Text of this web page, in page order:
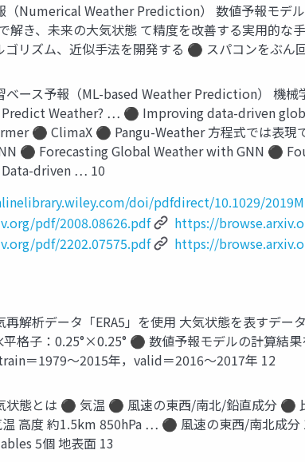
（Numerical Weather Prediction） 数値予報モデ
解き、未来の大気状態 て精度を改善する実用的な
ゴリズム、近似手法を開発する ⚫ スパコンをぶん
ベース予報（ML-based Weather Prediction） 機
Predict Weather? … ⚫ Improving data-driven
⚫ ClimaX ⚫ Pangu-Weather 方程式では表
⚫ Forecasting Global Weather with GNN
Data-driven … 10
doi/pdfdirect/10.1029/
pdf/2008.08626.pdf
https://
pdf/2202.07575.pdf
https://
再解析データ「ERA5」を使用 大気状態を表すデ
格子：0.25°×0.25° ⚫ 数値予報モデルの計算結
＝1979～2015年，valid＝2016～2017年 12
状態とは ⚫ 気温 ⚫ 風速の東西/南北/鉛直成分
高度 約1.5km 850hPa … ⚫ 風速の東西/南北成
5個 地表面 13